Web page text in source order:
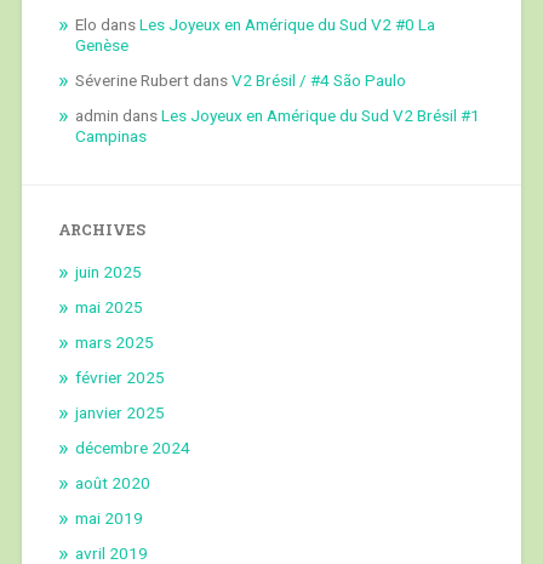
Elo dansLes Joyeux en Amérique du Sud V2 #0 La
Genèse
Séverine RubertdansV2 Brésil / #4 São Paulo
admin dansLes Joyeux en Amérique du Sud V2 Brésil #1
Campinas
ARCHIVES
juin 2025
mai 2025
mars 2025
février 2025
janvier 2025
décembre 2024
août 2020
mai 2019
avril 2019